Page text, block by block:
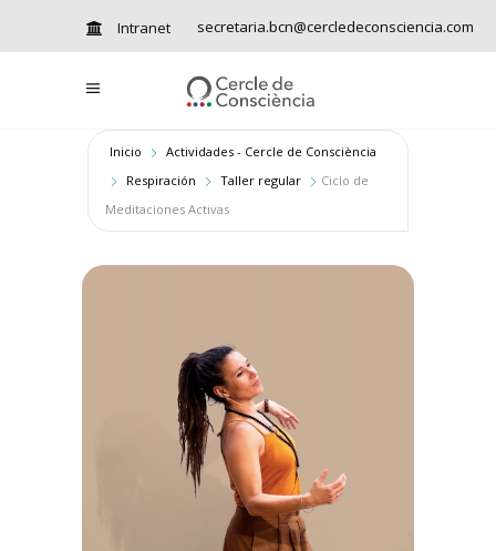
Intranet secretaria.bcn@cercledeconsciencia.com
Inicio
Actividades - Cercle de Consciència
Respiración
Taller regular
Ciclo de
Meditaciones Activas